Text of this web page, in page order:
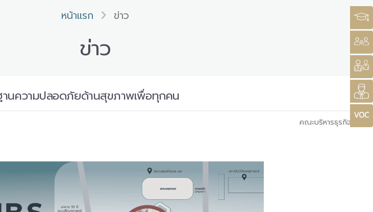
หน้าแรก ข่าว
ข่าว
านความปลอดภัยด้านสุขภาพเพื่อทุกคน
คณะบริหารธุรกิจ